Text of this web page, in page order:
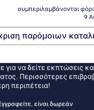
συμπεριλαμβάνονται
9
παρόμοιων
για να δείτε εκπτώσεις
Περισσότερες
περιπέτεια!
είναι δωρεάν